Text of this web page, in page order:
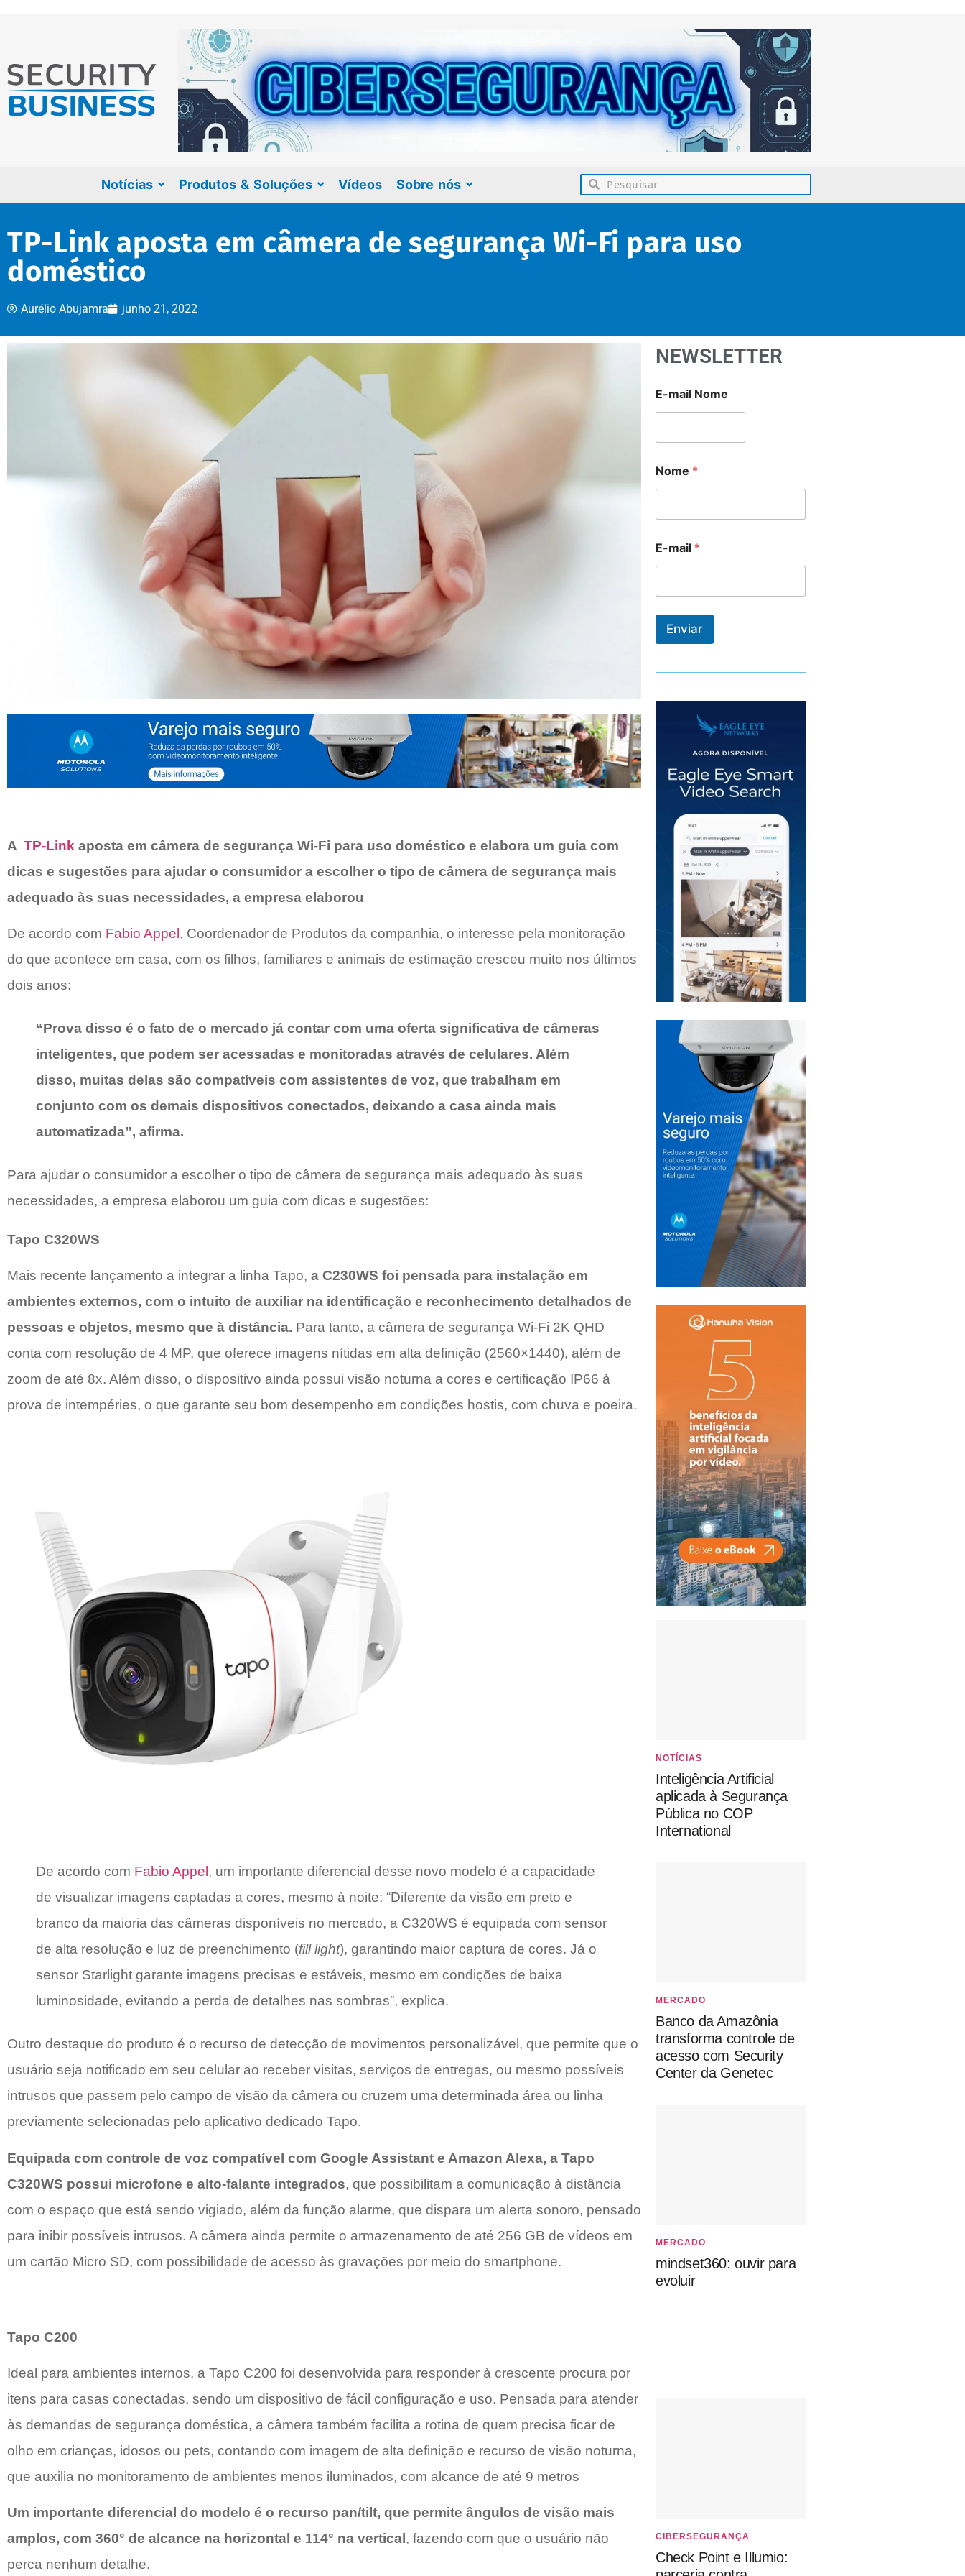
Notícias Produtos & Soluções Vídeos Sobre nós
TP-Link aposta em câmera de segurança Wi-Fi para uso
doméstico
Aurélio Abujamra junho 21, 2022
A TP-Link aposta em câmera de segurança Wi-Fi para uso doméstico e elabora um guia com
dicas e sugestões para ajudar o consumidor a escolher o tipo de câmera de segurança mais
adequado às suas necessidades, a empresa elaborou
De acordo com Fabio Appel , Coordenador de Produtos da companhia, o interesse pela monitoração
do que acontece em casa, com os filhos, familiares e animais de estimação cresceu muito nos últimos
dois anos:
“Prova disso é o fato de o mercado já contar com uma oferta significativa de câmeras
inteligentes, que podem ser acessadas e monitoradas através de celulares. Além
disso, muitas delas são compatíveis com assistentes de voz, que trabalham em
conjunto com os demais dispositivos conectados, deixando a casa ainda mais
automatizada”, afirma.
Para ajudar o consumidor a escolher o tipo de câmera de segurança mais adequado às suas
necessidades, a empresa elaborou um guia com dicas e sugestões:
Tapo C320WS
Mais recente lançamento a integrar a linha Tapo, a C230WS foi pensada para instalação em
ambientes externos, com o intuito de auxiliar na identificação e reconhecimento detalhados de
pessoas e objetos, mesmo que à distância. Para tanto, a câmera de segurança Wi-Fi 2K QHD
conta com resolução de 4 MP, que oferece imagens nítidas em alta definição (2560×1440), além de
zoom de até 8x. Além disso, o dispositivo ainda possui visão noturna a cores e certificação IP66 à
prova de intempéries, o que garante seu bom desempenho em condições hostis, com chuva e poeira.
De acordo com Fabio Appel , um importante diferencial desse novo modelo é a capacidade
de visualizar imagens captadas a cores, mesmo à noite: “Diferente da visão em preto e
branco da maioria das câmeras disponíveis no mercado, a C320WS é equipada com sensor
de alta resolução e luz de preenchimento (fill light), garantindo maior captura de cores. Já o
sensor Starlight garante imagens precisas e estáveis, mesmo em condições de baixa
luminosidade, evitando a perda de detalhes nas sombras”, explica.
Outro destaque do produto é o recurso de detecção de movimentos personalizável, que permite que o
usuário seja notificado em seu celular ao receber visitas, serviços de entregas, ou mesmo possíveis
intrusos que passem pelo campo de visão da câmera ou cruzem uma determinada área ou linha
previamente selecionadas pelo aplicativo dedicado Tapo.
Equipada com controle de voz compatível com Google Assistant e Amazon Alexa, a Tapo
C320WS possui microfone e alto-falante integrados, que possibilitam a comunicação à distância
com o espaço que está sendo vigiado, além da função alarme, que dispara um alerta sonoro, pensado
para inibir possíveis intrusos. A câmera ainda permite o armazenamento de até 256 GB de vídeos em
um cartão Micro SD, com possibilidade de acesso às gravações por meio do smartphone.
Tapo C200
Ideal para ambientes internos, a Tapo C200 foi desenvolvida para responder à crescente procura por
itens para casas conectadas, sendo um dispositivo de fácil configuração e uso. Pensada para atender
às demandas de segurança doméstica, a câmera também facilita a rotina de quem precisa ficar de
olho em crianças, idosos ou pets, contando com imagem de alta definição e recurso de visão noturna,
que auxilia no monitoramento de ambientes menos iluminados, com alcance de até 9 metros
Um importante diferencial do modelo é o recurso pan/tilt, que permite ângulos de visão mais
amplos, com 360° de alcance na horizontal e 114° na vertical , fazendo com que o usuário não
perca nenhum detalhe.
NEWSLETTER
E-mail Nome
Nome *
E-mail *
Enviar
NOTÍCIAS
Inteligência Artificial
aplicada à Segurança
Pública no COP
International
MERCADO
Banco da Amazônia
transforma controle de
acesso com Security
Center da Genetec
MERCADO
mindset360: ouvir para
evoluir
CIBERSEGURANÇA
Check Point e Illumio: